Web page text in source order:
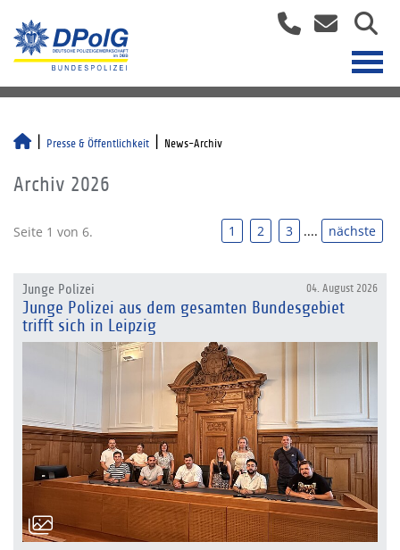
Presse & Öffentlichkeit News-Archiv
Archiv 2026
Seite 1 von 6. 1 2 3 .... nächste
04. August 2026
Junge Polizei
Junge Polizei aus dem gesamten Bundesgebiet
trifft sich in Leipzig